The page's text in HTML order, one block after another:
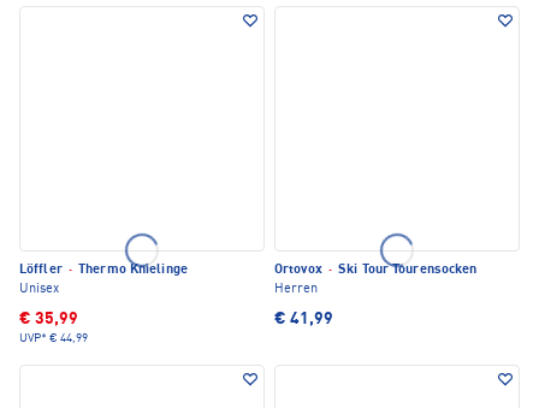
Löffler ·
Thermo Knielinge
Unisex
€ 35,99
UVP* € 44,99
Ortovox · Ski Tour Tourensocken
Herren
€ 41,99